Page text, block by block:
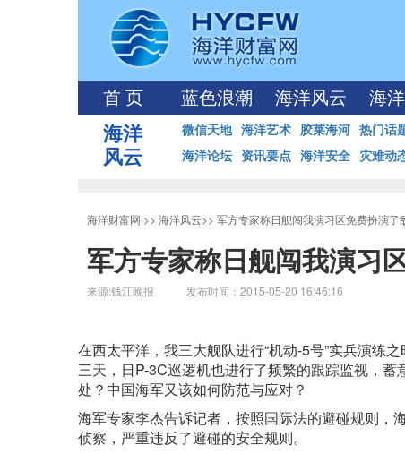
首 页 蓝色浪潮 海洋风云 海
海洋
风云
微信天地 海洋艺术 胶莱海河 热门话
海洋论坛 资讯要点 海洋安全 灾难动
海洋财富网 >> 海洋风云>> 军方专家称日舰闯我演习区免费扮演了
军方专家称日舰闯我演习
来源:钱江晚报 发布时间：2015-05-20 16:46:16
在西太平洋，我三大舰队进行“机动-5号”实兵演练
三天，日P-3C巡逻机也进行了频繁的跟踪监视，
处？中国海军又该如何防范与应对？
海军专家李杰告诉记者，按照国际法的避碰规则，
侦察，严重违反了避碰的安全规则。